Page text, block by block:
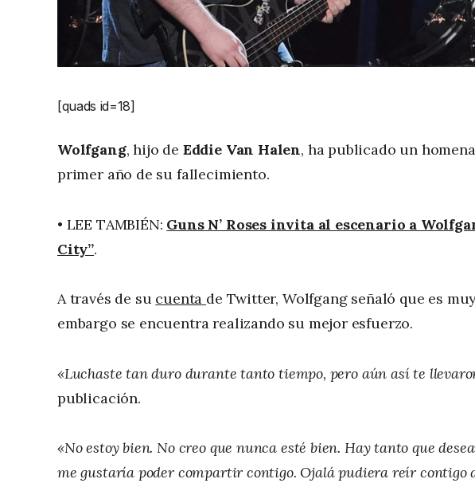
[quads id=18]
Wolfgang, hijo de Eddie Van Halen, ha publicado un
primer año de su fallecimiento.
• LEE TAMBIÉN: Guns N’ Roses invita al escenario a
City”.
A través de su cuenta de Twitter, Wolfgang señaló que es
embargo se encuentra realizando su mejor esfuerzo.
«Luchaste tan duro durante tanto tiempo, pero aún así te
publicación.
«No estoy bien. No creo que nunca esté bien. Hay tanto que
me gustaría poder compartir contigo. Ojalá pudiera reír contigo